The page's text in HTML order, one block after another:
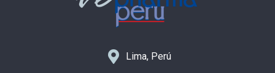
Lima, Perú